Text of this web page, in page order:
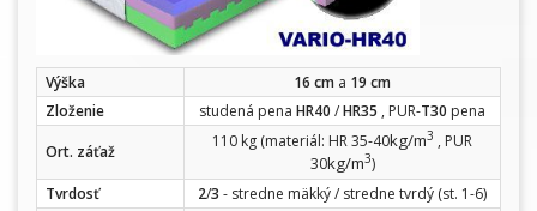
Výška 16 cm a 19 cm
Zloženie
studená pena HR40 /HR35 , PUR-T30 pena
Ort. záťaž
110 kg (materiál: HR 35-40kg/m3 , PUR
30kg/m3)
Tvrdosť
2/3 - stredne mäkký / stredne tvrdý (st. 1-6)